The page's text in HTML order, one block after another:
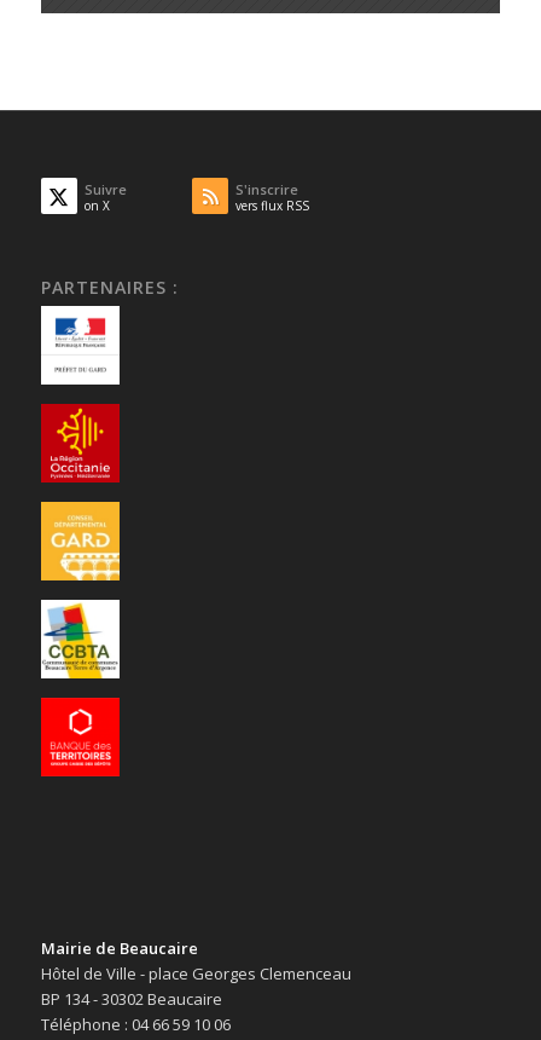
Suivre
on X
S'inscrire
vers flux RSS
PARTENAIRES :
Mairie de Beaucaire
Hôtel de Ville - place Georges Clemenceau
BP 134 - 30302 Beaucaire
Téléphone : 04 66 59 10 06